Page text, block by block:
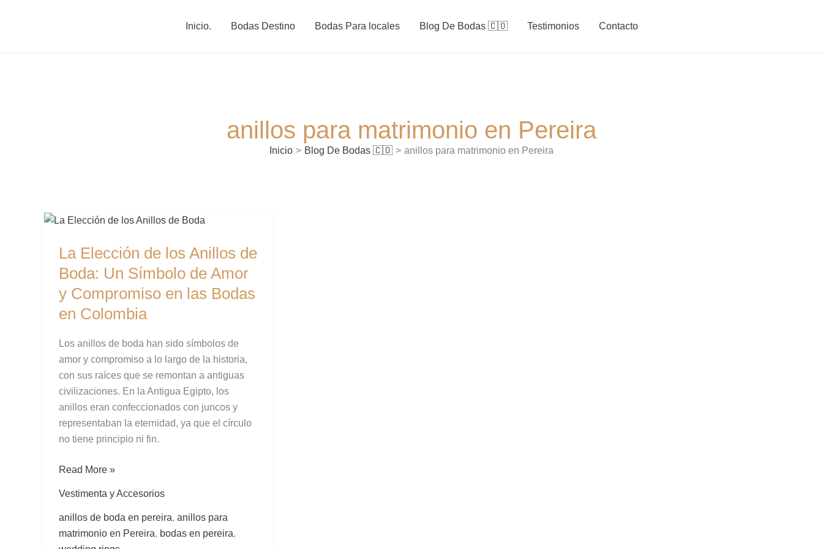
Inicio. Bodas Destino Bodas Para locales Blog De Bodas 🇨🇴 Testimonios Contacto
anillos para matrimonio en Pereira
Inicio Blog De Bodas 🇨🇴 anillos para matrimonio en Pereira
La Elección de los Anillos de
Boda: Un Símbolo de Amor
y Compromiso en las Bodas
en Colombia
Los anillos de boda han sido símbolos de
amor y compromiso a lo largo de la historia,
con sus raíces que se remontan a antiguas
civilizaciones. En la Antigua Egipto, los
anillos eran confeccionados con juncos y
representaban la eternidad, ya que el círculo
no tiene principio ni fin.
La
de
los
de
Boda:
Símbolo
de
Amor
y
Compromiso
en
las
en
Colombia
Read More »
Vestimenta y Accesorios
anillos de boda en pereira, anillos para
matrimonio en Pereira, bodas en pereira,